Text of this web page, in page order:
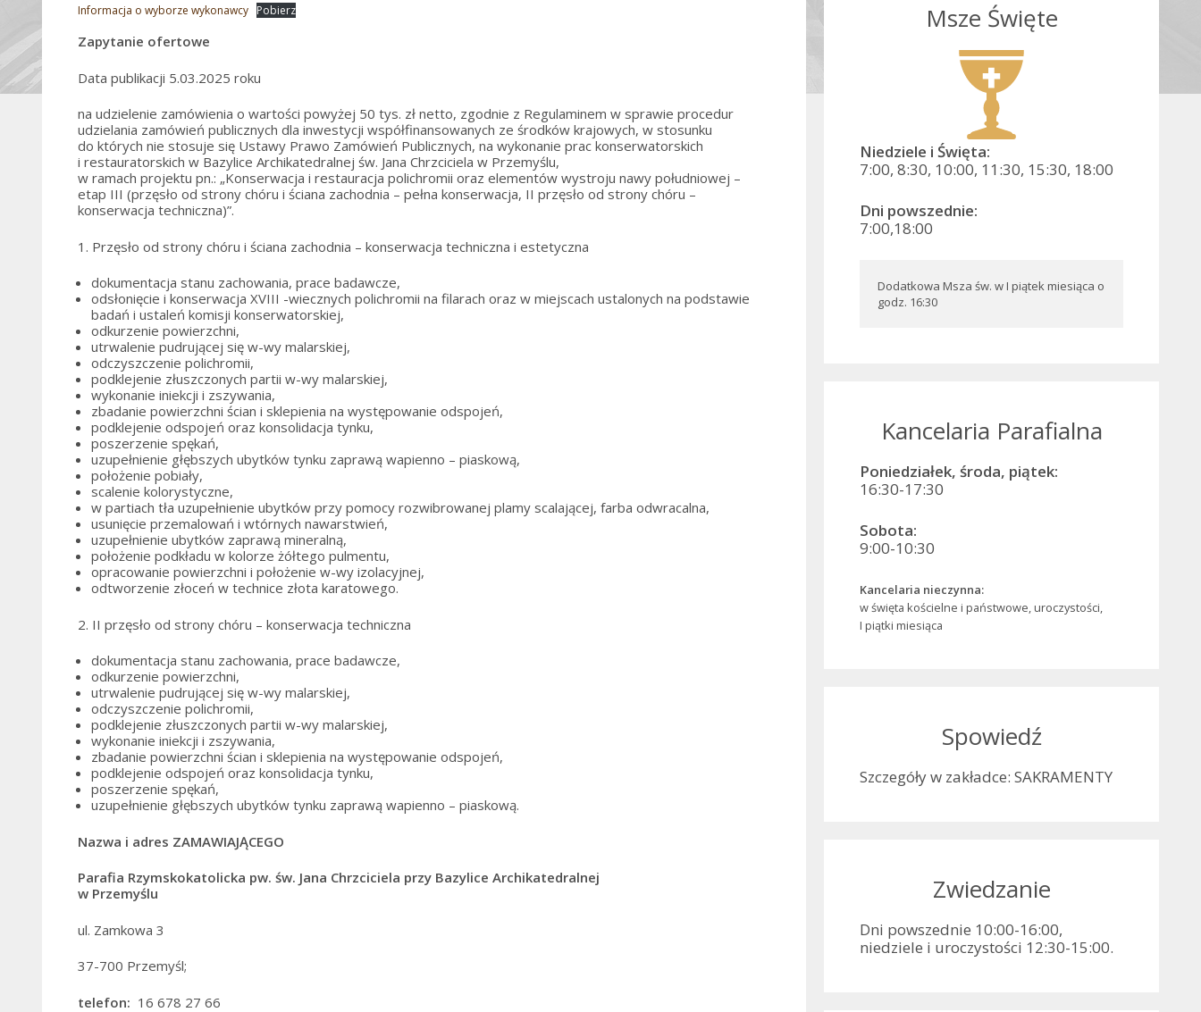
Informacja o wyborze wykonawcy Pobierz
Zapytanie ofertowe
Data publikacji 5.03.2025 roku
na udzielenie zamówienia o wartości powyżej 50 tys. zł netto, zgodnie z Regulaminem w sprawie procedur
udzielania zamówień publicznych dla inwestycji współfinansowanych ze środków krajowych, w stosunku
do których nie stosuje się Ustawy Prawo Zamówień Publicznych, na wykonanie prac konserwatorskich
i restauratorskich w Bazylice Archikatedralnej św. Jana Chrzciciela w Przemyślu,
w ramach projektu pn.: „Konserwacja i restauracja polichromii oraz elementów wystroju nawy południowej –
etap III (przęsło od strony chóru i ściana zachodnia – pełna konserwacja, II przęsło od strony chóru –
konserwacja techniczna)”.
1. Przęsło od strony chóru i ściana zachodnia – konserwacja techniczna i estetyczna
dokumentacja stanu zachowania, prace badawcze,
odsłonięcie i konserwacja XVIII -wiecznych polichromii na filarach oraz w miejscach ustalonych na podstawie
badań i ustaleń komisji konserwatorskiej,
odkurzenie powierzchni,
utrwalenie pudrującej się w-wy malarskiej,
odczyszczenie polichromii,
podklejenie złuszczonych partii w-wy malarskiej,
wykonanie iniekcji i zszywania,
zbadanie powierzchni ścian i sklepienia na występowanie odspojeń,
podklejenie odspojeń oraz konsolidacja tynku,
poszerzenie spękań,
uzupełnienie głębszych ubytków tynku zaprawą wapienno – piaskową,
położenie pobiały,
scalenie kolorystyczne,
w partiach tła uzupełnienie ubytków przy pomocy rozwibrowanej plamy scalającej, farba odwracalna,
usunięcie przemalowań i wtórnych nawarstwień,
uzupełnienie ubytków zaprawą mineralną,
położenie podkładu w kolorze żółtego pulmentu,
opracowanie powierzchni i położenie w-wy izolacyjnej,
odtworzenie złoceń w technice złota karatowego.
2. II przęsło od strony chóru – konserwacja techniczna
dokumentacja stanu zachowania, prace badawcze,
odkurzenie powierzchni,
utrwalenie pudrującej się w-wy malarskiej,
odczyszczenie polichromii,
podklejenie złuszczonych partii w-wy malarskiej,
wykonanie iniekcji i zszywania,
zbadanie powierzchni ścian i sklepienia na występowanie odspojeń,
podklejenie odspojeń oraz konsolidacja tynku,
poszerzenie spękań,
uzupełnienie głębszych ubytków tynku zaprawą wapienno – piaskową.
Nazwa i adres ZAMAWIAJĄCEGO
Parafia Rzymskokatolicka pw. św. Jana Chrzciciela przy Bazylice Archikatedralnej
w Przemyślu
ul. Zamkowa 3
37-700 Przemyśl;
telefon: 16 678 27 66
Msze Święte
Niedziele i Święta:
7:00, 8:30, 10:00, 11:30, 15:30, 18:00
Dni powszednie:
7:00,18:00
Dodatkowa Msza św. w I piątek miesiąca o
godz. 16:30
Kancelaria Parafialna
Poniedziałek, środa, piątek:
16:30-17:30
Sobota:
9:00-10:30
Kancelaria nieczynna:
w święta kościelne i państwowe, uroczystości,
I piątki miesiąca
Spowiedź
Szczegóły w zakładce: SAKRAMENTY
Zwiedzanie
Dni powszednie 10:00-16:00,
niedziele i uroczystości 12:30-15:00.